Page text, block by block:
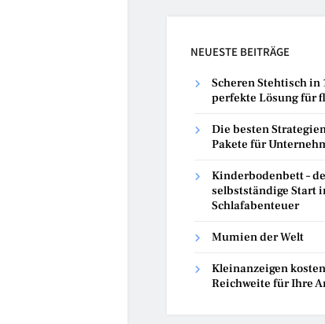
NEUESTE BEITRÄGE
Scheren Stehtisch in
perfekte Lösung für
Die besten
Pakete für
Kinderbodenbett –
selbstständige Start
Schlafabenteuer
Mumien der Welt
Kleinanzeigen
Reichweite für Ihre